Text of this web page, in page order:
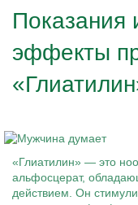
Показания
эффекты
«Глиатилин» — это
альфосцерат,
действием. Он